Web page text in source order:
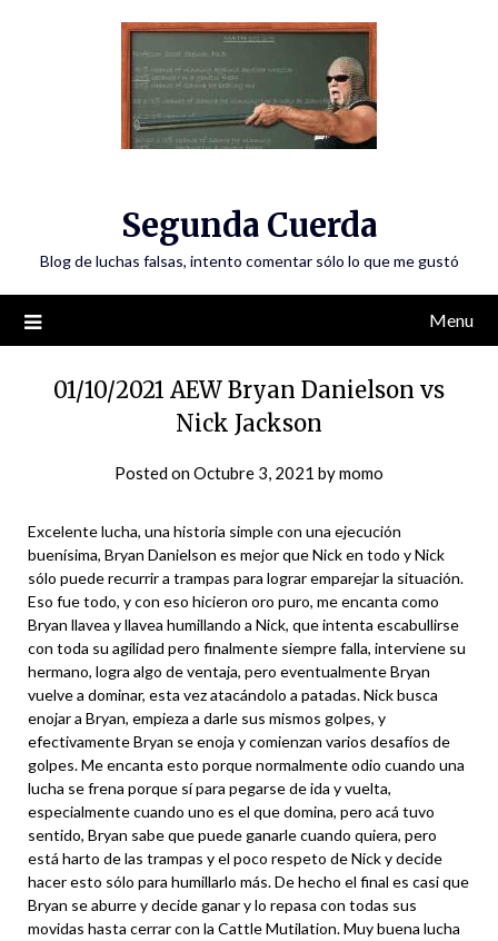
Segunda Cuerda
Blog de luchas falsas, intento comentar sólo lo que me gustó
Menu
01/10/2021 AEW Bryan Danielson vs
Nick Jackson
Posted onOctubre 3, 2021 bymomo
Excelente lucha, una historia simple con una ejecución
buenísima, Bryan Danielson es mejor que Nick en todo y Nick
sólo puede recurrir a trampas para lograr emparejar la situación.
Eso fue todo, y con eso hicieron oro puro, me encanta como
Bryan llavea y llavea humillando a Nick, que intenta escabullirse
con toda su agilidad pero finalmente siempre falla, interviene su
hermano, logra algo de ventaja, pero eventualmente Bryan
vuelve a dominar, esta vez atacándolo a patadas. Nick busca
enojar a Bryan, empieza a darle sus mismos golpes, y
efectivamente Bryan se enoja y comienzan varios desafíos de
golpes. Me encanta esto porque normalmente odio cuando una
lucha se frena porque sí para pegarse de ida y vuelta,
especialmente cuando uno es el que domina, pero acá tuvo
sentido, Bryan sabe que puede ganarle cuando quiera, pero
está harto de las trampas y el poco respeto de Nick y decide
hacer esto sólo para humillarlo más. De hecho el final es casi que
Bryan se aburre y decide ganar y lo repasa con todas sus
movidas hasta cerrar con la Cattle Mutilation. Muy buena lucha